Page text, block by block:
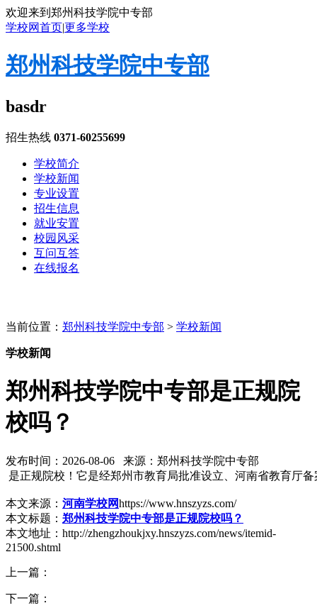
欢迎来到郑州科技学院中专部
学校网首页|更多学校
郑州科技学院中专部
basdr
招生热线 0371-60255699
学校简介
学校新闻
专业设置
招生信息
就业安置
校园风采
互问互答
在线报名
当前位置： 郑州科技学院中专部 > 学校新闻
学校新闻
郑州科技学院中专部是正规院
校吗？
发布时间：2026-08-06 来源：郑州科技学院中专部
是正规院校！它是经郑州市教育局批准设立、河南省教育厅
本文来源： 河南学校网https://www.hnszyzs.com/
本文标题： 郑州科技学院中专部是正规院校吗？
本文地址：http://zhengzhoukjxy.hnszyzs.com/news/itemid-
21500.shtml
上一篇：
下一篇：